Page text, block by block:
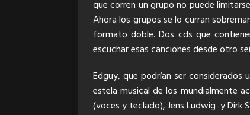
que corren un grupo no puede
Ahora los grupos se lo curran
formato doble. Dos cds que
escuchar esas canciones desde otro
Edguy, que podrían ser
estela musical de los mundialmente
(voces y teclado), Jens Ludwig y Dirk